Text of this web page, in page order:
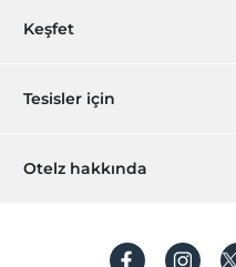
Rezervasyon yönet
Sıkça sorulan sorular
Keşfet
Hediye Kart
Hesap oluştur
Tesisler için
Hemen tesisinizi ekleyin
Otelz hakkında